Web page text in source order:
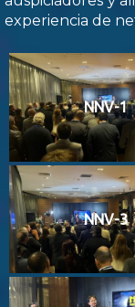
experiencia de
NNV-1
NNV-3